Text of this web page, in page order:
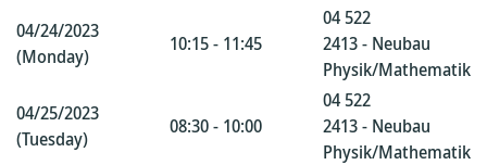
04/24/2023
(Monday)
10:15 - 11:45
04 522
2413 - Neubau
Physik/Mathematik
04/25/2023
(Tuesday)
08:30 - 10:00
04 522
2413 - Neubau
Physik/Mathematik